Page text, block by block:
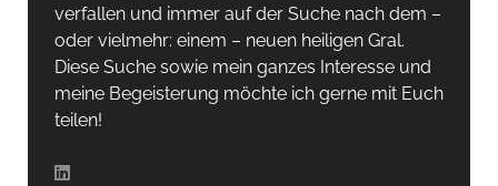
verfallen und immer auf der Suche nach dem –
oder vielmehr: einem – neuen heiligen Gral.
Diese Suche sowie mein ganzes Interesse und
meine Begeisterung möchte ich gerne mit Euch
teilen!